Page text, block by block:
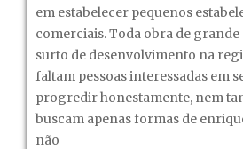
em estabelecer pequenos
comerciais. Toda obra de
surto de desenvolvimento na
faltam pessoas interessadas em
progredir honestamente, nem
buscam apenas formas de
não